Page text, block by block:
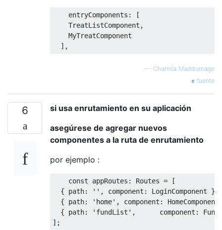
    entryComponents: [
    TreatListComponent,
    MyTreatComponent
— Chamila Maddumage
fuente
6
si usa enrutamiento en su aplicación
asegúrese de agregar nuevos
componentes a la ruta de enrutamiento
por ejemplo :
    const appRoutes: Routes = [
  { path: '', component: LoginComponent },
{ path: 'home', component: HomeComponent
{ path: 'fundList',      component: